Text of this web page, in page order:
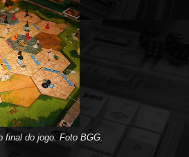
final do jogo. Foto BGG.